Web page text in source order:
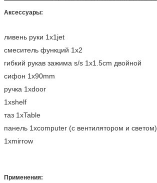
Аксессуары:
ливень руки 1x1jet
смеситель функций 1x2
гибкий рукав зажима s/s 1x1.5cm двойной
сифон 1x90mm
ручка 1xdoor
1xshelf
таз 1xTable
панель 1xcomputer (с вентилятором и светом)
1xmirrow
Применения: